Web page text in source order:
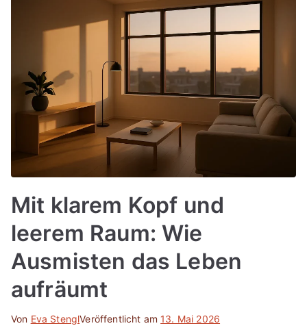
Mit klarem Kopf und
leerem Raum: Wie
Ausmisten das Leben
aufräumt
Von Eva StenglVeröffentlicht am13. Mai 2026